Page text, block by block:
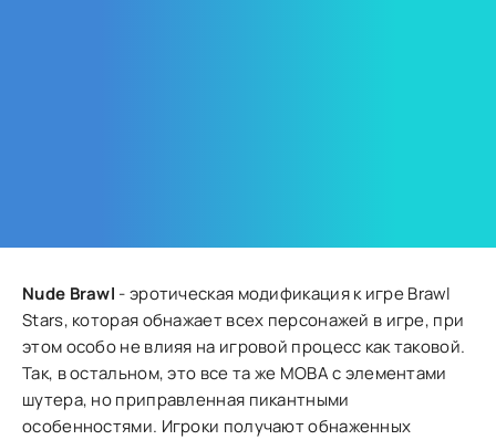
Nude Brawl - эротическая модификация к игре Brawl
Stars, которая обнажает всех персонажей в игре, при
этом особо не влияя на игровой процесс как таковой.
Так, в остальном, это все та же MOBA с элементами
шутера, но приправленная пикантными
особенностями. Игроки получают обнаженных